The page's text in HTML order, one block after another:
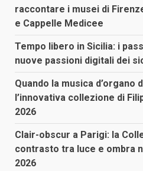
raccontare i musei di
e Cappelle Medicee
Tempo libero in Sicilia: i
nuove passioni digitali dei
Quando la musica d’organo
l’innovativa collezione di
2026
Clair-obscur a Parigi: la
contrasto tra luce e ombra
2026